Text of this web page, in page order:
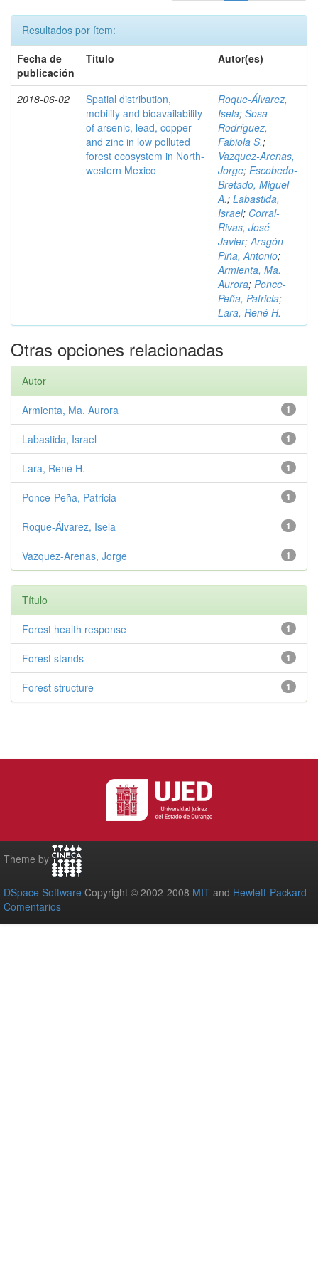
Resultados por ítem:
Fecha de
publicación
Título Autor(es)
2018-06-02
Spatial distribution,
mobility and bioavailability
of arsenic, lead, copper
and zinc in low polluted
forest ecosystem in North-
western Mexico
Roque-Álvarez,
Isela; Sosa-
Rodríguez,
Fabiola S.;
Vazquez-Arenas,
Jorge; Escobedo-
Bretado, Miguel
A.; Labastida,
Israel; Corral-
Rivas, José
Javier;Aragón-
Piña, Antonio;
Armienta, Ma.
Aurora; Ponce-
Peña, Patricia;
Lara, René H.
Otras opciones relacionadas
Autor
1
Armienta, Ma. Aurora
1
Labastida, Israel
1
Lara, René H.
1
Ponce-Peña, Patricia
1
Roque-Álvarez, Isela
1
Vazquez-Arenas, Jorge
Título
1
Forest health response
1
Forest stands
1
Forest structure
Theme by
DSpace Software Copyright © 2002-2008 MIT and Hewlett-Packard -
Comentarios